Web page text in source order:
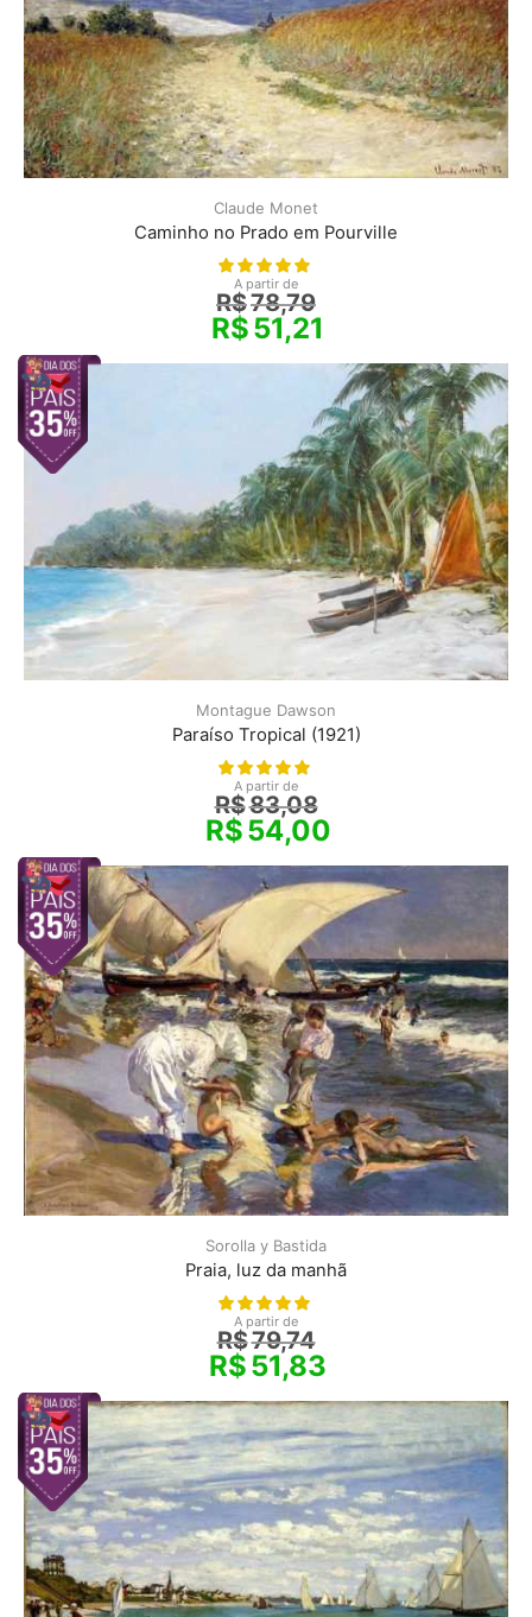
Claude Monet
Caminho no Prado em Pourville
A partir de
R$78,79
R$51,21
Montague Dawson
Paraíso Tropical (1921)
A partir de
R$83,08
R$54,00
Sorolla y Bastida
Praia, luz da manhã
A partir de
R$79,74
R$51,83